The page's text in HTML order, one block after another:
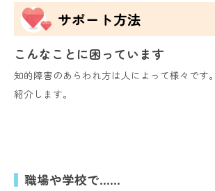
サポート方法
こんなことに困っています
知的障害のあらわれ方は人によって様々です
紹介します。
職場や学校で……